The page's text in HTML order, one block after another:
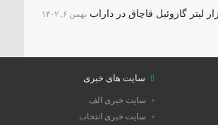
بهمن ۶, ۱۴۰۲
سایت های خبری
سایت خبری الف
سایت خبری انتخاب